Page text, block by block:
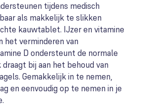
tijdens medisch
als makkelijk te slikken
kauwtablet. IJzer en vitamine
het verminderen van
D ondersteunt de normale
bij aan het behoud van
Gemakkelijk in te nemen,
en eenvoudig op te nemen in je